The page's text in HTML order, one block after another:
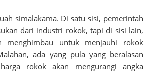
simalakama. Di satu sisi, pemerintah
dari industri rokok, tapi di sisi lain,
menghimbau untuk menjauhi rokok
ada yang pula yang beralasan
rokok akan mengurangi angka